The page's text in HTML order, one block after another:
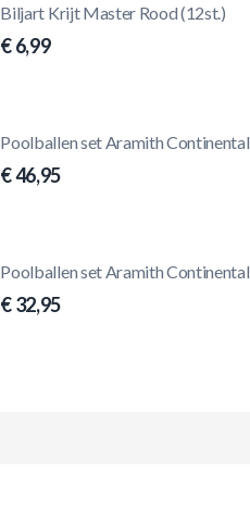
Biljart Krijt Master Rood (12st.)
€ 6,99
Poolballen set Aramith
€ 46,95
Poolballen set Aramith
€ 32,95